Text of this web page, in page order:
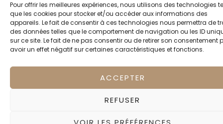
Pour offrir les meilleures expériences, nous utilisons des technologies
que les cookies pour stocker et/ou accéder aux informations des
appareils. Le fait de consentir à ces technologies nous permettra de
des données telles que le comportement de navigation ou les ID
sur ce site. Le fait de ne pas consentir ou de retirer son consentement
avoir un effet négatif sur certaines caractéristiques et fonctions.
ACCEPTER
REFUSER